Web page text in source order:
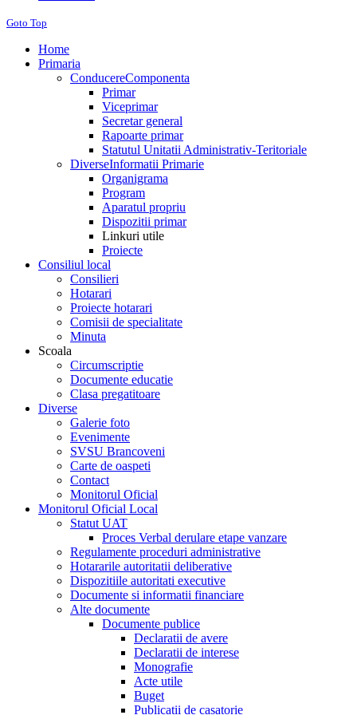
Goto Top
Home
Primaria
ConducereComponenta
Primar
Viceprimar
Secretar general
Rapoarte primar
Statutul Unitatii Administrativ-Teritoriale
DiverseInformatii Primarie
Organigrama
Program
Aparatul propriu
Dispozitii primar
Linkuri utile
Proiecte
Consiliul local
Consilieri
Hotarari
Proiecte hotarari
Comisii de specialitate
Minuta
Scoala
Circumscriptie
Documente educatie
Clasa pregatitoare
Diverse
Galerie foto
Evenimente
SVSU Brancoveni
Carte de oaspeti
Contact
Monitorul Oficial
Monitorul Oficial Local
Statut UAT
Proces Verbal derulare etape vanzare
Regulamente proceduri administrative
Hotararile autoritatii deliberative
Dispozitiile autoritati executive
Documente si informatii financiare
Alte documente
Documente publice
Declaratii de avere
Declaratii de interese
Monografie
Acte utile
Buget
Publicatii de casatorie